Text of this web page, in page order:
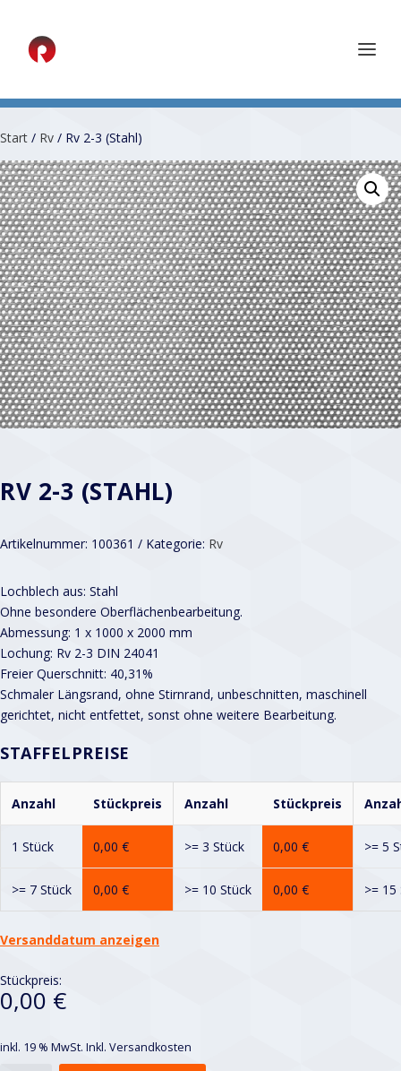
Start / Rv / Rv 2-3 (Stahl)
RV 2-3 (STAHL)
Artikelnummer: 100361 Kategorie: Rv
Lochblech aus: Stahl
Ohne besondere Oberflächenbearbeitung.
Abmessung: 1 x 1000 x 2000 mm
Lochung: Rv 2-3 DIN 24041
Freier Querschnitt: 40,31%
Schmaler Längsrand, ohne Stirnrand, unbeschnitten, maschinell
gerichtet, nicht entfettet, sonst ohne weitere Bearbeitung.
STAFFELPREISE
Anzahl Stückpreis Anzahl Stückpreis
1 Stück 0,00 € >= 3 Stück 0,00 € >= 5
>= 7 Stück 0,00 € >= 10 Stück 0,00 € >= 15
Versanddatum anzeigen
Stückpreis:
0,00 €
inkl. 19 % MwSt. Inkl. Versandkosten